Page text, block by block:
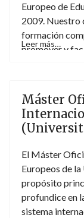
Europeo de
2009. Nuestro
formación
promover y
Leer más…
Máster
El Máster
Europeos de
propósito
profundice en
sistema